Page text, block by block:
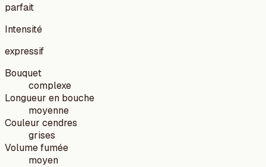
parfait
Intensité
expressif
Bouquet
complexe
Longueur en bouche
moyenne
Couleur cendres
grises
Volume fumée
moyen